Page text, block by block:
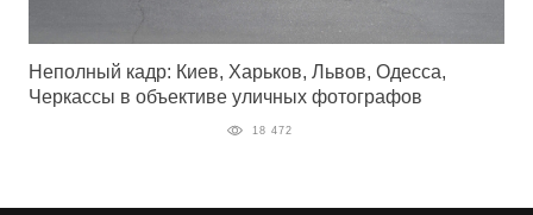
Неполный кадр: Киев, Харьков, Львов, Одесса,
Черкассы в объективе уличных фотографов
18 472